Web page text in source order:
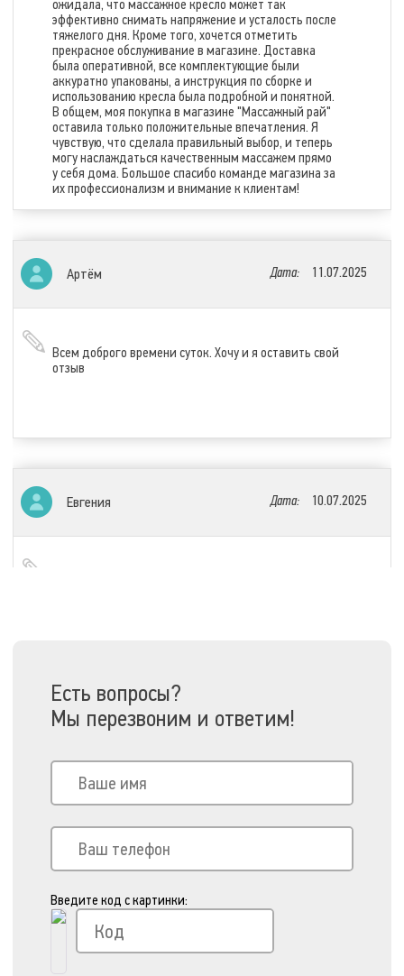
ожидала, что массажное кресло может так
эффективно снимать напряжение и усталость после
тяжелого дня. Кроме того, хочется отметить
прекрасное обслуживание в магазине. Доставка
была оперативной, все комплектующие были
аккуратно упакованы, а инструкция по сборке и
использованию кресла была подробной и понятной.
В общем, моя покупка в магазине "Массажный рай"
оставила только положительные впечатления. Я
чувствую, что сделала правильный выбор, и теперь
могу наслаждаться качественным массажем прямо
у себя дома. Большое спасибо команде магазина за
их профессионализм и внимание к клиентам!
Артём Дата: 11.07.2025
Всем доброго времени суток. Хочу и я оставить свой
отзыв
Евгения Дата: 10.07.2025
Есть вопросы?
Мы перезвоним и ответим!
Введите код с картинки: